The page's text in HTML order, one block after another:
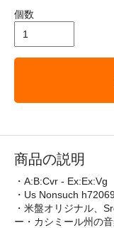
個数
商品の説明
・A:B:Cvr - Ex:Ex:Vg
・Us Nonsuch
・米盤オリジナル、
ー・カシミール州の